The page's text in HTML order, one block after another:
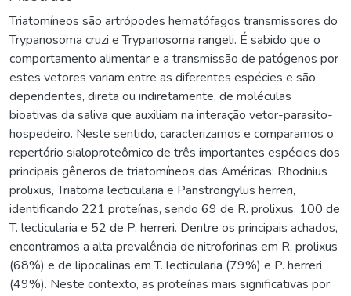
Triatomíneos são artrópodes hematófagos transmissores do
Trypanosoma cruzi e Trypanosoma rangeli. É sabido que o
comportamento alimentar e a transmissão de patógenos por
estes vetores variam entre as diferentes espécies e são
dependentes, direta ou indiretamente, de moléculas
bioativas da saliva que auxiliam na interação vetor-parasito-
hospedeiro. Neste sentido, caracterizamos e comparamos o
repertório sialoproteômico de três importantes espécies dos
principais gêneros de triatomíneos das Américas: Rhodnius
prolixus, Triatoma lecticularia e Panstrongylus herreri,
identificando 221 proteínas, sendo 69 de R. prolixus, 100 de
T. lecticularia e 52 de P. herreri. Dentre os principais achados,
encontramos a alta prevalência de nitroforinas em R. prolixus
(68%) e de lipocalinas em T. lecticularia (79%) e P. herreri
(49%). Neste contexto, as proteínas mais significativas por